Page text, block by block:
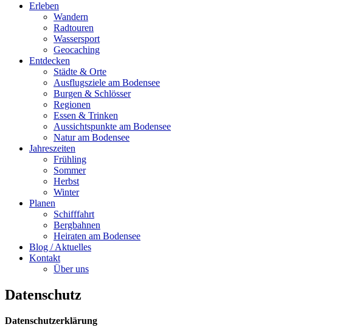
Erleben
Wandern
Radtouren
Wassersport
Geocaching
Entdecken
Städte & Orte
Ausflugsziele am Bodensee
Burgen & Schlösser
Regionen
Essen & Trinken
Aussichtspunkte am Bodensee
Natur am Bodensee
Jahreszeiten
Frühling
Sommer
Herbst
Winter
Planen
Schifffahrt
Bergbahnen
Heiraten am Bodensee
Blog / Aktuelles
Kontakt
Über uns
Datenschutz
Datenschutzerklärung